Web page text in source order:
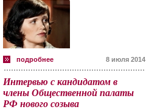
подробнее 8 июля 2014
Интервью с кандидатом в
члены Общественной палаты
РФ нового созыва